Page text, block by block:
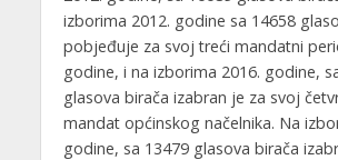
izborima 2012. godine sa 14658
pobjeđuje za svoj treći mandatni
godine, i na izborima 2016. godine,
glasova birača izabran je za svoj
mandat općinskog načelnika. Na
godine, sa 13479 glasova birača